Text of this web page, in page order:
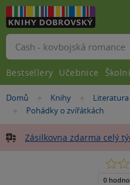
Nacházíte
Domů »Knihy »
»Pohádky o zvířátkách
Zásilkovna zdarma celý
0.0
5
0
Vyhledávání
Bestsellery Učebnice